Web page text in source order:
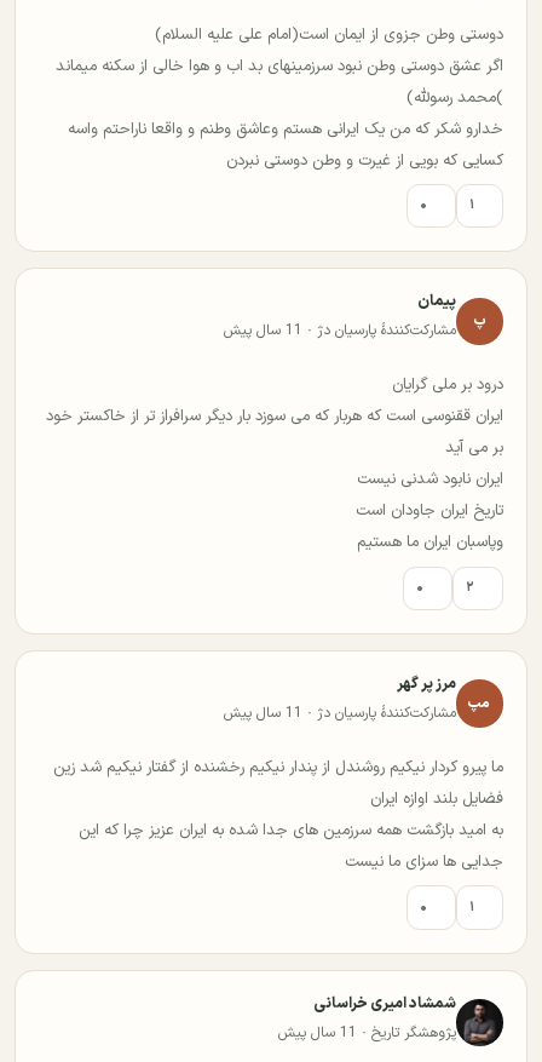
دوستی وطن جزوی از ایمان است(امام علی علیه السلام)
اگر عشق دوستی وطن نبود سرزمینهای بد اب و هوا خالی از سکنه میماند
)محمد رسولله)
خدارو شکر که من یک ایرانی هستم وعاشق وطنم و واقعا ناراحتم واسه
کسایی که بویی از غیرت و وطن دوستی نبردن
۱ ۰
پ
پیمان
مشارکت‌کنندهٔ پارسیان دژ · 11 سال پیش
درود بر ملی گرایان
ایران ققنوسی است که هربار که می سوزد بار دیگر سرافراز تر از خاکستر خود
بر می آید
ایران نابود شدنی نیست
تاریخ ایران جاودان است
وپاسبان ایران ما هستیم
۲ ۰
مپ
مرز پر گهر
مشارکت‌کنندهٔ پارسیان دژ · 11 سال پیش
ما پیرو کردار نیکیم روشندل از پندار نیکیم رخشنده از گفتار نیکیم شد زین
فضایل بلند اوازه ایران
به امید بازگشت همه سرزمین های جدا شده به ایران عزیز چرا که این
جدایی ها سزای ما نیست
۱ ۰
شمشاد امیری خراسانی
پژوهشگر تاریخ · 11 سال پیش